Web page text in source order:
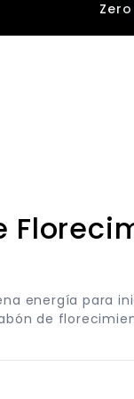
Zero waste y
energía para
de